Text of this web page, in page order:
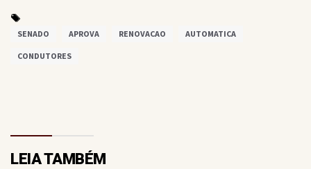
SENADO APROVA RENOVACAO AUTOMATICA
CONDUTORES
LEIA TAMBÉM